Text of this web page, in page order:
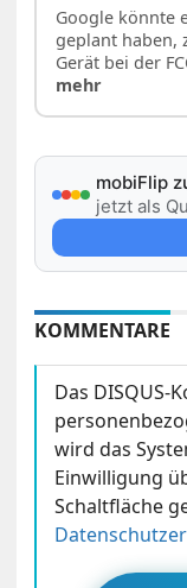
Google könnte
geplant haben,
Gerät bei der
mehr
mobiFlip
jetzt als
KOMMENTARE
Das
wird das
Einwilligung
Schaltfläche